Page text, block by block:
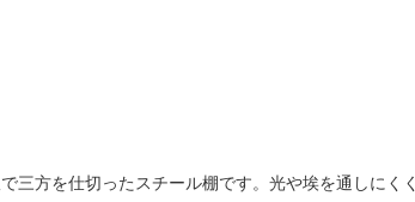
で三方を仕切ったスチール棚です。光や埃を通しにくく